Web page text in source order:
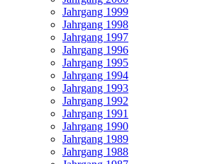
Jahrgang 1999
Jahrgang 1998
Jahrgang 1997
Jahrgang 1996
Jahrgang 1995
Jahrgang 1994
Jahrgang 1993
Jahrgang 1992
Jahrgang 1991
Jahrgang 1990
Jahrgang 1989
Jahrgang 1988